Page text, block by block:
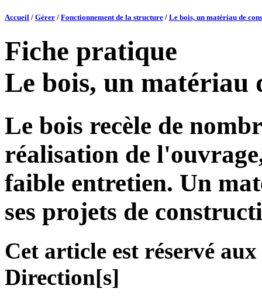
Accueil / Gérer / Fonctionnement de la structure / Le bois, un matériau de
Fiche pratique
Le bois, un matériau
Le bois recèle de
réalisation de
faible entretien. Un
ses projets de
Cet article est réservé
Direction[s]